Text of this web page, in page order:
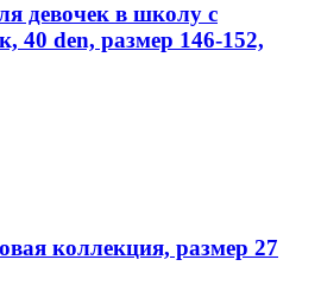
девочек в школу с
40 den, размер 146-152,
коллекция, размер 27